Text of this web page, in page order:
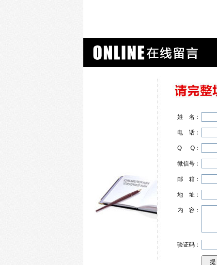
姓 名 ：
电 话 ：
Q Q ：
微信号：
邮 箱 ：
地 址 ：
内 容 ：
验证码：